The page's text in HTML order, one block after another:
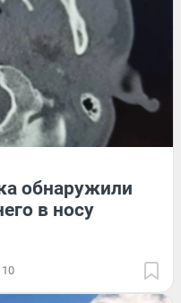
обнаружили
в носу
10